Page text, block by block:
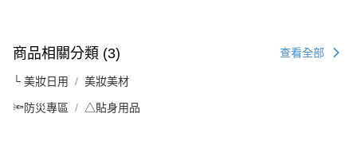
商品相關分類 (3) 查看全部
└ 美妝日用 美妝美材
🔦防災專區 △貼身用品